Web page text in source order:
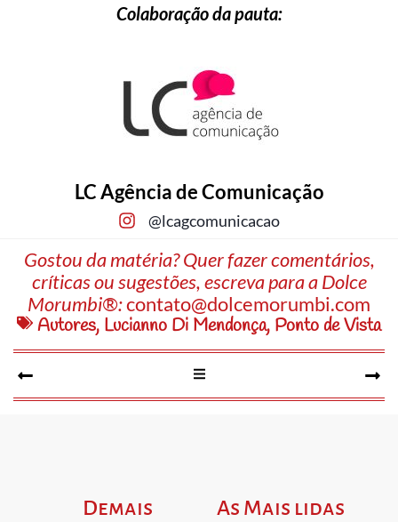
Colaboração da pauta:
LC Agência de Comunicação
@lcagcomunicacao
Gostou da matéria? Quer fazer comentários,
críticas ou sugestões, escreva para a Dolce
Morumbi®:contato@dolcemorumbi.com
Autores, Lucianno Di Mendonça, Ponto de Vista
Demais
As Mais lidas